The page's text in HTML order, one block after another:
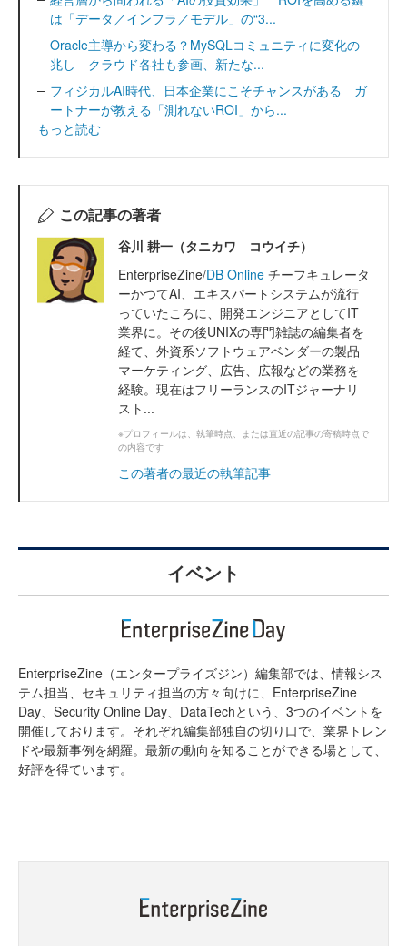
は「データ／インフラ／モデル」の“3...
Oracle主導から変わる？MySQLコミュニティに変化の
兆し クラウド各社も参画、新たな...
フィジカルAI時代、日本企業にこそチャンスがある ガ
ートナーが教える「測れないROI」から...
もっと読む
この記事の著者
谷川 耕一（タニカワ コウイチ）
EnterpriseZine/DB Online チーフキュレータ
ーかつてAI、エキスパートシステムが流行
っていたころに、開発エンジニアとしてIT
業界に。その後UNIXの専門雑誌の編集者を
経て、外資系ソフトウェアベンダーの製品
マーケティング、広告、広報などの業務を
経験。現在はフリーランスのITジャーナリ
スト...
※プロフィールは、執筆時点、または直近の記事の寄稿時点で
の内容です
この著者の最近の執筆記事
イベント
EnterpriseZine（エンタープライズジン）編集部では、情報シス
テム担当、セキュリティ担当の方々向けに、EnterpriseZine
Day、Security Online Day、DataTechという、3つのイベントを
開催しております。それぞれ編集部独自の切り口で、業界トレン
ドや最新事例を網羅。最新の動向を知ることができる場として、
好評を得ています。